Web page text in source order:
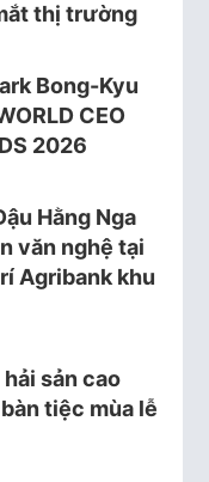
thị trường
Bong-Kyu
CEO
2026
Hằng Nga
văn nghệ tại
Agribank khu
sản cao
tiệc mùa lễ